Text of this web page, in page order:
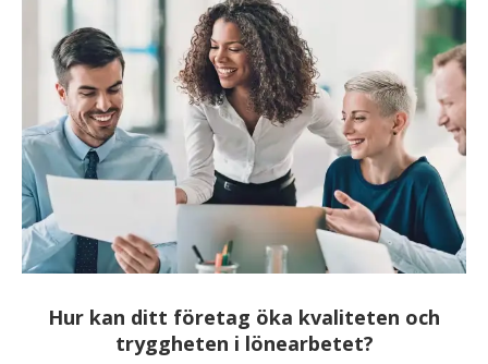
Hur kan ditt företag öka kvaliteten och
tryggheten i lönearbetet?